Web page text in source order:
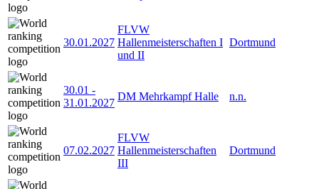
30.01.2027
FLVW
Hallenmeisterschaften I
und II
Dortmund
30.01 -
31.01.2027
DM Mehrkampf Halle n.n.
07.02.2027
FLVW
Hallenmeisterschaften
III
Dortmund